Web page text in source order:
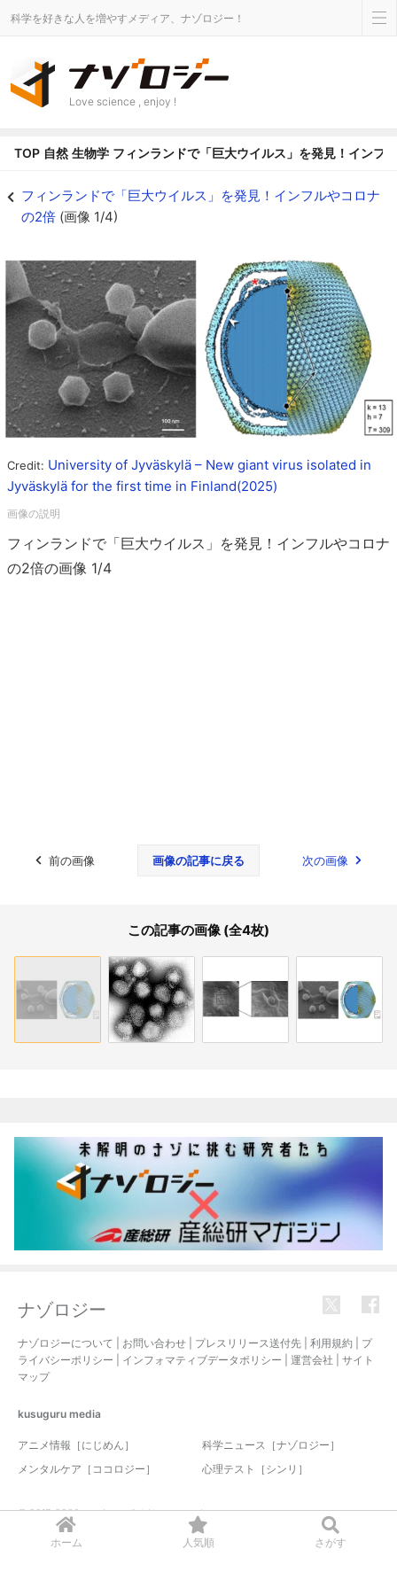
ホーム 人気順 さがす
科学を好きな人を増やすメディア、ナゾロジー！
Love science , enjoy !
TOP 自然 生物学 フィンランドで「巨大ウイルス」を発見！インフ
フィンランドで「巨大ウイルス」を発見！インフルやコロナ
の2倍 (画像 1/4)
Credit: University of Jyväskylä – New giant virus isolated in
Jyväskylä for the first time in Finland(2025)
フィンランドで「巨大ウイルス」を発見！インフルやコロナ
の2倍の画像 1/4
前の画像 画像の記事に戻る 次の画像
この記事の画像 (全4枚)
ナゾロジー
ナゾロジーについて お問い合わせ プレスリリース送付先 利用規約
プ
ライバシーポリシー
インフォマティブデータポリシー 運営会社
サイト
マップ
kusuguru media
アニメ情報［にじめん］
科学ニュース［ナゾロジー］
メンタルケア［ココロジー］
心理テスト［シンリ］
© 2017-2026 nazology. all rights reserved.